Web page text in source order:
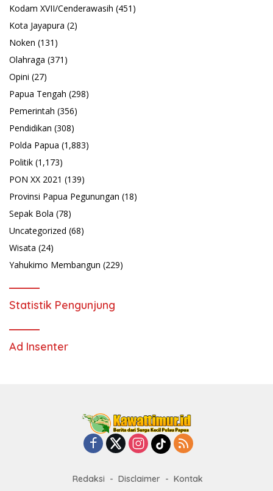
Kodam XVII/Cenderawasih (451)
Kota Jayapura (2)
Noken (131)
Olahraga (371)
Opini (27)
Papua Tengah (298)
Pemerintah (356)
Pendidikan (308)
Polda Papua (1,883)
Politik (1,173)
PON XX 2021 (139)
Provinsi Papua Pegunungan (18)
Sepak Bola (78)
Uncategorized (68)
Wisata (24)
Yahukimo Membangun (229)
Statistik Pengunjung
Ad Insenter
Redaksi Disclaimer
Kontak